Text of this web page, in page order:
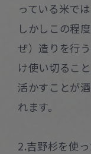
っている米で
しかしこの程
ぜ）造りを行
け使い切るこ
活かすことが
れます。
2.吉野杉を使